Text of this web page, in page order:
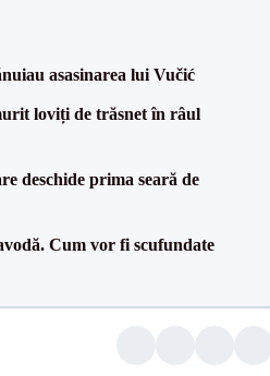
asasinarea lui Vučić
loviți de trăsnet în râul
deschide prima seară de
Cum vor fi scufundate